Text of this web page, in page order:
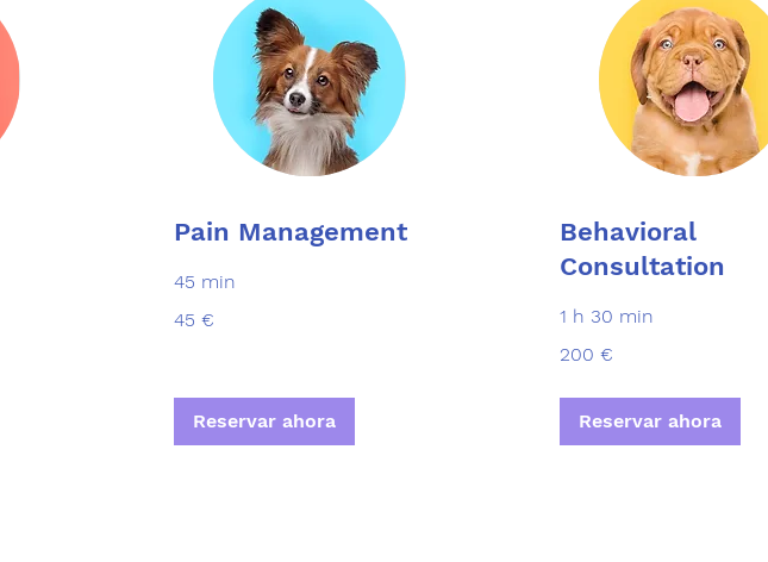
Pain Management
45 min
euros
45 €
Reservar ahora
Behavioral
Consultation
1 h 30 min
euros
200 €
Reservar ahora